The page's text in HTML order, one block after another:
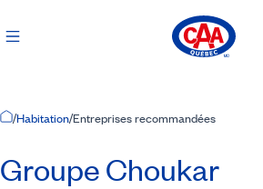
Accueil
/Habitation/Entreprises recommandées
Groupe Choukar